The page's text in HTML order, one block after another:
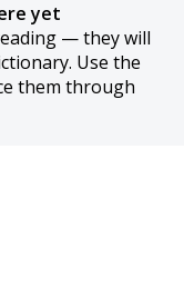
yet
— they will
Use the
them through